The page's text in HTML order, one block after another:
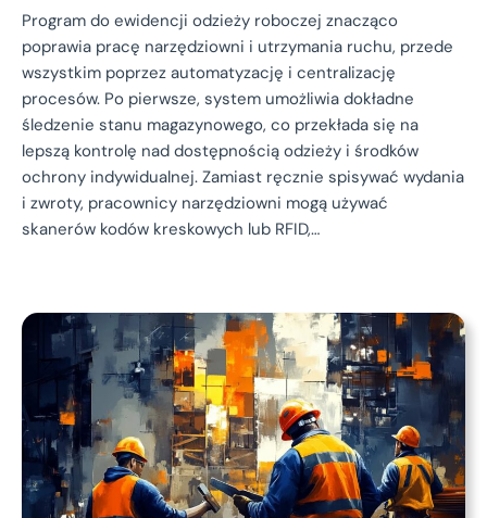
Program do ewidencji odzieży roboczej znacząco
poprawia pracę narzędziowni i utrzymania ruchu, przede
wszystkim poprzez automatyzację i centralizację
procesów. Po pierwsze, system umożliwia dokładne
śledzenie stanu magazynowego, co przekłada się na
lepszą kontrolę nad dostępnością odzieży i środków
ochrony indywidualnej. Zamiast ręcznie spisywać wydania
i zwroty, pracownicy narzędziowni mogą używać
skanerów kodów kreskowych lub RFID,…